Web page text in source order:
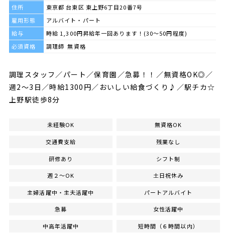
住所
東京都 台東区 東上野6丁目20番7号
雇用形態
アルバイト・パート
給与
時給 1,300円昇給年一回あります！(30～50円程度)
必須資格
調理師 無資格
調理スタッフ／パート／保育園／急募！！／無資格OK◎／
週2～3日／時給1300円／おいしい給食づくり♪／駅チカ☆
上野駅徒歩8分
未経験OK 無資格OK
交通費支給 残業なし
研修あり シフト制
週２～OK 土日祝休み
主婦活躍中・主夫活躍中 パートアルバイト
急募 女性活躍中
中高年活躍中 短時間（６時間以内）